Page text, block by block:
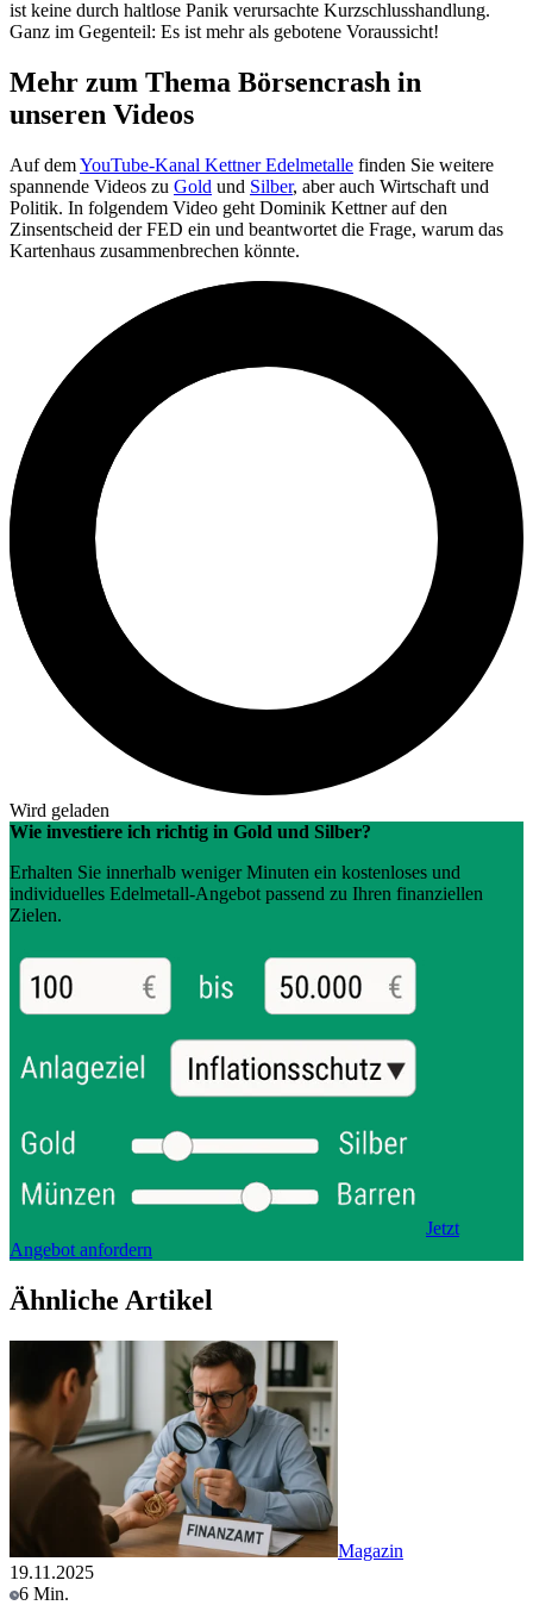
ist keine durch haltlose Panik verursachte Kurzschlusshandlung.
Ganz im Gegenteil: Es ist mehr als gebotene Voraussicht!
Mehr zum Thema Börsencrash in
unseren Videos
Auf demYouTube-Kanal Kettner Edelmetalle finden Sie weitere
spannende Videos zu Gold und Silber, aber auch Wirtschaft und
Politik. In folgendem Video geht Dominik Kettner auf den
Zinsentscheid der FED ein und beantwortet die Frage, warum das
Kartenhaus zusammenbrechen könnte.
Wird geladen
Wie investiere ich richtig in Gold und Silber?
Erhalten Sie innerhalb weniger Minuten ein kostenloses und
individuelles Edelmetall-Angebot passend zu Ihren finanziellen
Zielen.
Jetzt
Angebot anfordern
Ähnliche Artikel
Magazin
19.11.2025
6 Min.